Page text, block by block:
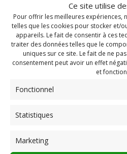
Ce site utilise
Pour offrir les meilleures expériences,
telles que les cookies pour stocker et/
appareils. Le fait de consentir à ces
traiter des données telles que le
uniques sur ce site. Le fait de ne
consentement peut avoir un effet
et
Fonctionnel
Statistiques
Marketing